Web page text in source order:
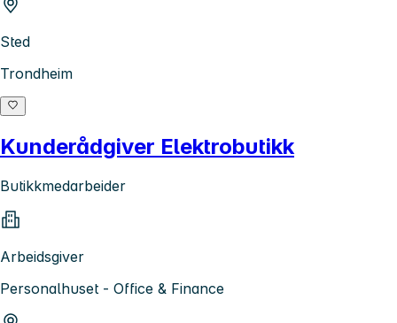
Sted
Trondheim
Kunderådgiver Elektrobutikk
Butikkmedarbeider
Arbeidsgiver
Personalhuset - Office & Finance